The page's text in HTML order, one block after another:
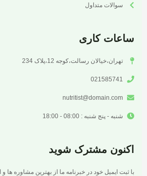
سوالات متداول
ساعات کاری
تهران،خیالان رسالت،کوجه 12،پلاک 234
021585741
nutritist@domain.com
شنبه - پنج شنبه : 08:00 - 18:00
اکنون مشترک شوید
با ثبت ایمیل خود در خبرنامه ما از بهترین مشاوره ها